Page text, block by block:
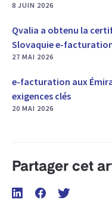
8 JUIN 2026
Qvalia a obtenu la
Slovaquie e-
27 MAI 2026
e-facturation aux
exigences clés
20 MAI 2026
Partager cet